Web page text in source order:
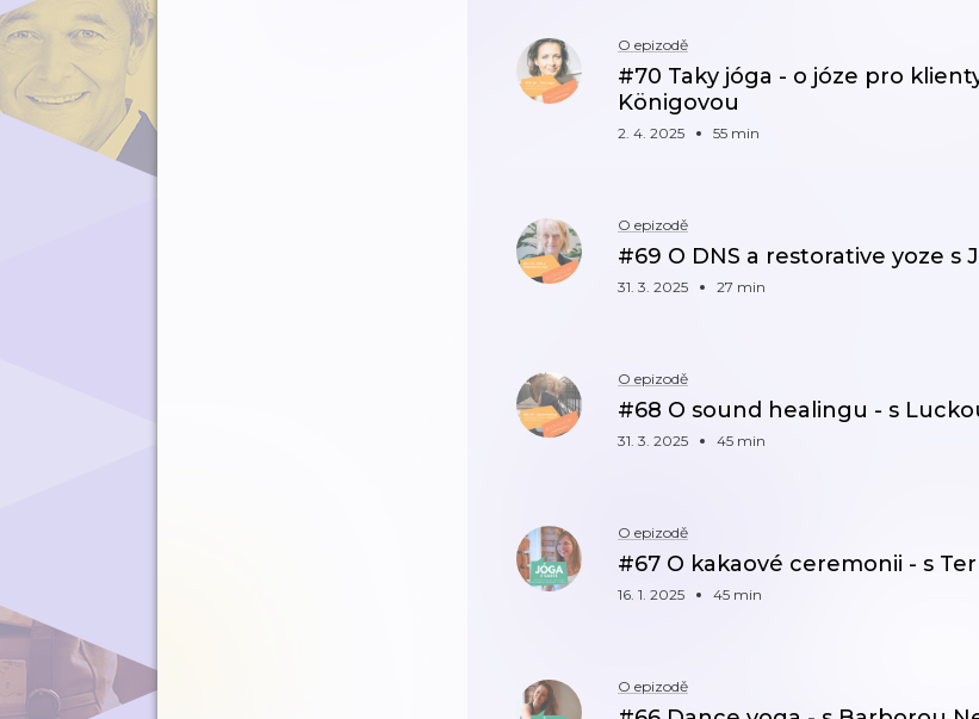
O epizodě
#70 Taky jóga - o józe pro
Königovou
2. 4. 2025 55 min
O epizodě
#69 O DNS a restorative yoze s
31. 3. 2025 27 min
O epizodě
#68 O sound healingu - s
31. 3. 2025 45 min
O epizodě
#67 O kakaové ceremonii - s
16. 1. 2025 45 min
O epizodě